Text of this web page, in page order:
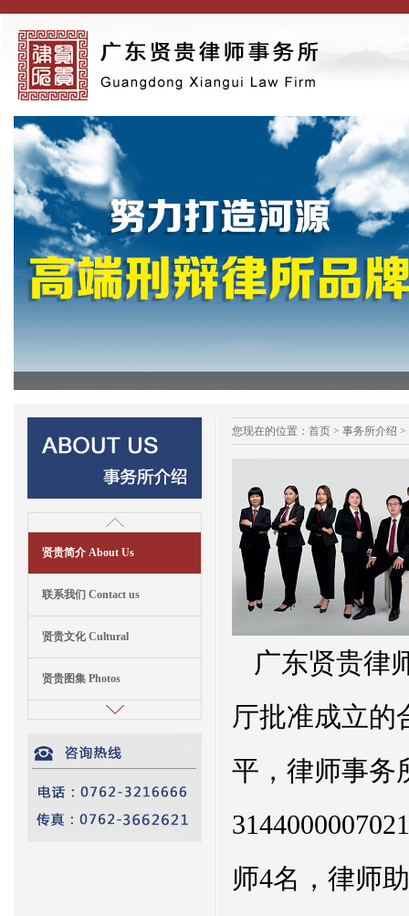
贤贵简介 About Us
联系我们 Contact us
贤贵文化 Cultural
贤贵图集 Photos
您现在的位置： 首页 > 事务所介绍 >
广东贤贵律
厅批准成立的
平，律师事务
师4名，律师